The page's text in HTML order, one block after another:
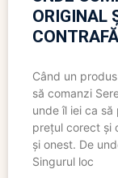
ORIGINAL
Când un
să comanzi
unde îl iei ca
prețul corect și
și onest. De
Singurul loc